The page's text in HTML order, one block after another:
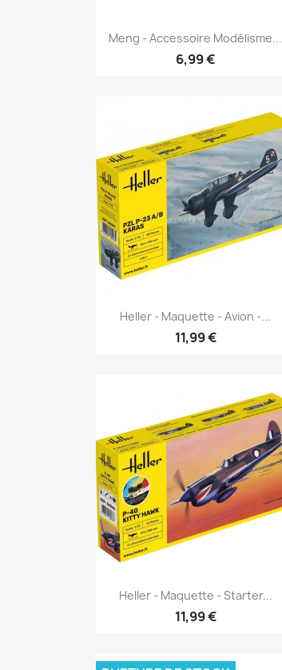
Aperçu rapide
Meng - Accessoire Modélisme...
6,99 €
Aperçu rapide
Heller - Maquette - Avion -...
11,99 €
Aperçu rapide
Heller - Maquette - Starter...
11,99 €